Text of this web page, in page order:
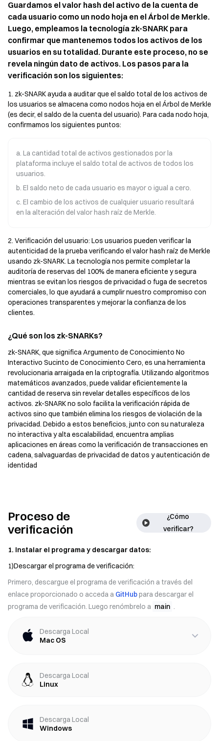
Guardamos el valor hash del activo de la cuenta de
cada usuario como un nodo hoja en el Árbol de Merkle.
Luego, empleamos la tecnología zk-SNARK para
confirmar que mantenemos todos los activos de los
usuarios en su totalidad. Durante este proceso, no se
revela ningún dato de activos. Los pasos para la
verificación son los siguientes:
1. zk-SNARK ayuda a auditar que el saldo total de los activos de
los usuarios se almacena como nodos hoja en el Árbol de Merkle
(es decir, el saldo de la cuenta del usuario). Para cada nodo hoja,
confirmamos los siguientes puntos:
a. La cantidad total de activos gestionados por la
plataforma incluye el saldo total de activos de todos los
usuarios.
b. El saldo neto de cada usuario es mayor o igual a cero.
c. El cambio de los activos de cualquier usuario resultará
en la alteración del valor hash raíz de Merkle.
2. Verificación del usuario: Los usuarios pueden verificar la
autenticidad de la prueba verificando el valor hash raíz de Merkle
usando zk-SNARK. La tecnología nos permite completar la
auditoría de reservas del 100% de manera eficiente y segura
mientras se evitan los riesgos de privacidad o fuga de secretos
comerciales, lo que ayudará a cumplir nuestro compromiso con
operaciones transparentes y mejorar la confianza de los
clientes.
¿Qué son los zk-SNARKs?
zk-SNARK, que significa Argumento de Conocimiento No
Interactivo Sucinto de Conocimiento Cero, es una herramienta
revolucionaria arraigada en la criptografía. Utilizando algoritmos
matemáticos avanzados, puede validar eficientemente la
cantidad de reserva sin revelar detalles específicos de los
activos. zk-SNARK no solo facilita la verificación rápida de
activos sino que también elimina los riesgos de violación de la
privacidad. Debido a estos beneficios, junto con su naturaleza
no interactiva y alta escalabilidad, encuentra amplias
aplicaciones en áreas como la verificación de transacciones en
cadena, salvaguardas de privacidad de datos y autenticación de
identidad
Proceso de
verificación
¿Cómo
verificar?
1. Instalar el programa y descargar datos:
1)Descargar el programa de verificación:
Primero, descargue el programa de verificación a través del
enlace proporcionado o acceda a GitHubpara descargar el
programa de verificación. Luego renómbrelo a main .
Descarga Local
Mac OS
Descarga Local
Linux
Descarga Local
Windows